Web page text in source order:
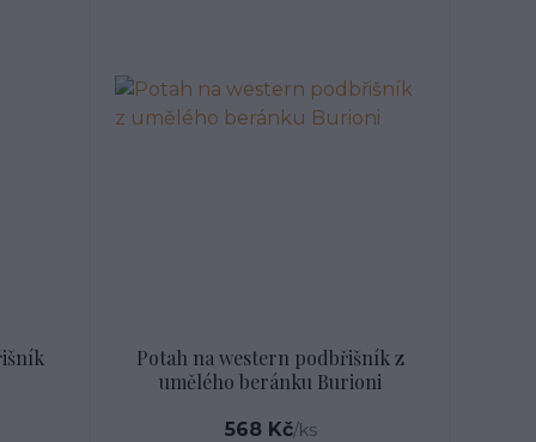
Potah na western podbřišník z
umělého beránku Burioni
568 Kč/ks